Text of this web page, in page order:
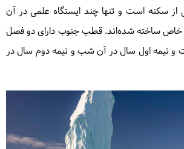
از سکنه است و تنها چند ایستگاه علمی در آن
خاص ساخته شده‌اند. قطب جنوب دارای دو فصل
و نیمه اول سال در آن شب و نیمه دوم سال در